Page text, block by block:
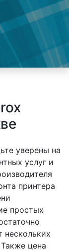
уверены на
услуг и
принтера
простых
нескольких
цена